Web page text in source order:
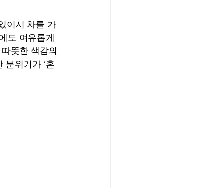
어서 차를 가
도 여유롭게
뜻한 색감의
분위기가 ‘혼